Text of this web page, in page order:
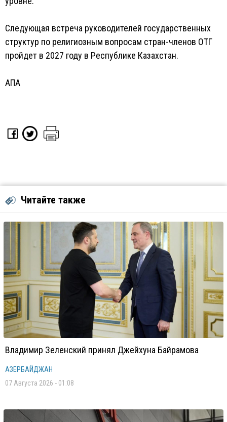
Следующая встреча руководителей государственных
структур по религиозным вопросам стран-членов ОТГ
пройдет в 2027 году в Республике Казахстан.
АПА
Читайте также
Владимир Зеленский принял Джейхуна Байрамова
АЗЕРБАЙДЖАН
07 Августа 2026 - 01:08